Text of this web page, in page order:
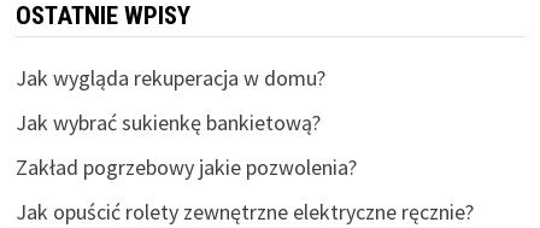
OSTATNIE WPISY
Jak wygląda rekuperacja w domu?
Jak wybrać sukienkę bankietową?
Zakład pogrzebowy jakie pozwolenia?
Jak opuścić rolety zewnętrzne elektryczne ręcznie?